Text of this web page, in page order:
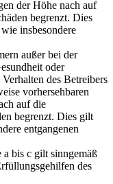
der Höhe nach auf
begrenzt. Dies
insbesondere
außer bei der
oder
des Betreibers
vorhersehbaren
auf die
begrenzt. Dies gilt
entgangenen
bis c gilt sinngemäß
des